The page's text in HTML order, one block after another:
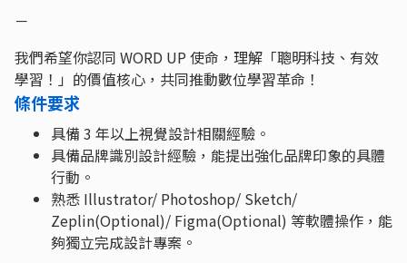
－
我們希望你認同 WORD UP 使命，理解「聰明科技、有效
學習！」的價值核心，共同推動數位學習革命！
條件要求
具備 3 年以上視覺設計相關經驗。
具備品牌識別設計經驗，能提出強化品牌印象的具體
行動。
熟悉 Illustrator/ Photoshop/ Sketch/
Zeplin(Optional)/ Figma(Optional) 等軟體操作，能
夠獨立完成設計專案。